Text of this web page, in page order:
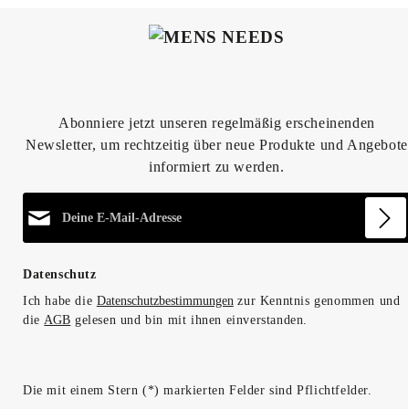
Abonniere jetzt unseren regelmäßig erscheinenden
Newsletter, um rechtzeitig über neue Produkte und Angebote
informiert zu werden.
Datenschutz
Ich habe die Datenschutzbestimmungenzur Kenntnis genommen und
dieAGB gelesen und bin mit ihnen einverstanden.
Die mit einem Stern (*) markierten Felder sind Pflichtfelder.